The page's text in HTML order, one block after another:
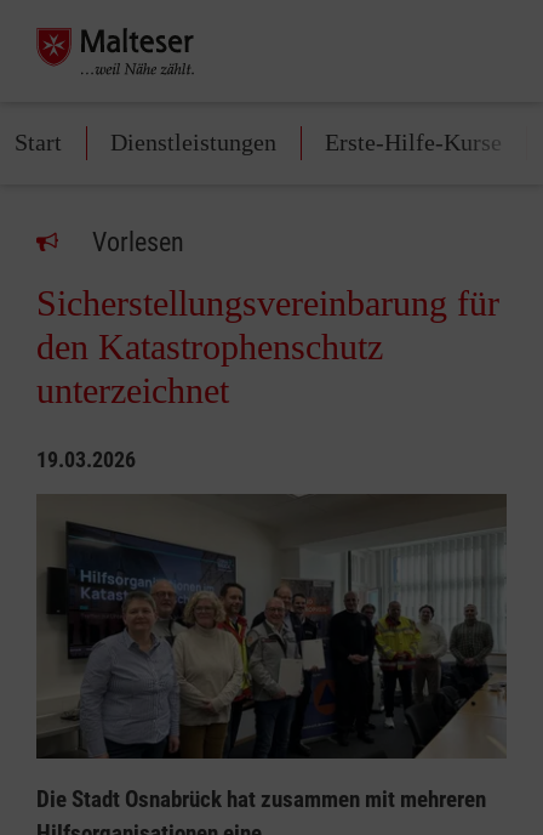
Start Dienstleistungen Erste-Hilfe-Kurse
Vorlesen
Sicherstellungs­vereinbarung für
den Katastrophenschutz
unterzeichnet
19.03.2026
Die Stadt Osnabrück hat zusammen mit mehreren